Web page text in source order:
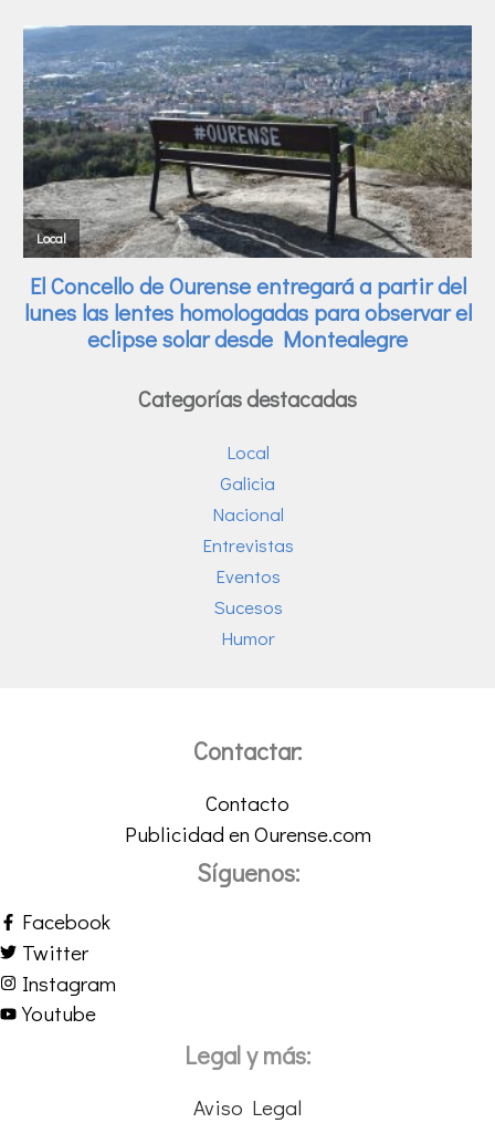
Categorías destacadas
Local
Galicia
Nacional
Entrevistas
Eventos
Sucesos
Humor
Contactar:
Contacto
Publicidad en Ourense.com
Síguenos:
Facebook
Twitter
Instagram
Youtube
Legal y más:
Aviso Legal